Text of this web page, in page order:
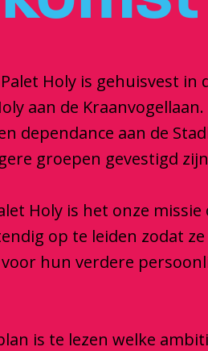
Holy is gehuisvest in
aan de
dependance aan de
groepen gevestigd
Holy is het onze
op te leiden zodat ze
hun verdere
is te lezen welke